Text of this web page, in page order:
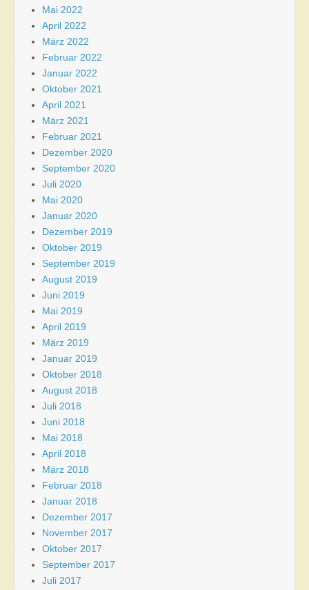
Mai 2022
April 2022
März 2022
Februar 2022
Januar 2022
Oktober 2021
April 2021
März 2021
Februar 2021
Dezember 2020
September 2020
Juli 2020
Mai 2020
Januar 2020
Dezember 2019
Oktober 2019
September 2019
August 2019
Juni 2019
Mai 2019
April 2019
März 2019
Januar 2019
Oktober 2018
August 2018
Juli 2018
Juni 2018
Mai 2018
April 2018
März 2018
Februar 2018
Januar 2018
Dezember 2017
November 2017
Oktober 2017
September 2017
Juli 2017